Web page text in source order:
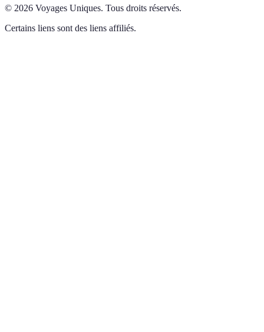
© 2026 Voyages Uniques. Tous droits réservés.
Certains liens sont des liens affiliés.